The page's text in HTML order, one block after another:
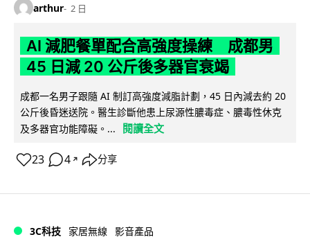
arthur 2 日
AI 減肥餐單配合高強度操練 成都男
45 日減 20 公斤後多器官衰竭
成都一名男子跟隨 AI 制訂高強度減脂計劃，45 日內減去約 20
公斤後昏迷送院。醫生診斷他患上尿源性膿毒症、膿毒性休克
及多器官功能障礙。...
閱讀全文
23 4 ↗ 分享
3C科技 家居無線 影音產品